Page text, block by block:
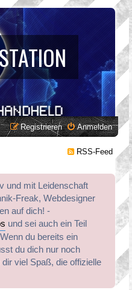
Anmelden
Registrieren
RSS-Feed
und mit Leidenschaft
Freak, Webdesigner
auf dich! -
und sei auch ein Teil
du bereits ein
du dich nur noch
viel Spaß, die offizielle